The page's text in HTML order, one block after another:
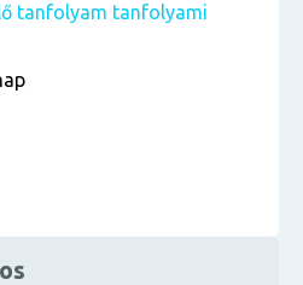
tanfolyam tanfolyami